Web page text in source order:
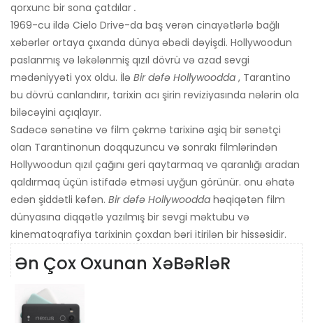
qorxunc bir sona çatdılar .
1969-cu ildə Cielo Drive-da baş verən cinayətlərlə bağlı
xəbərlər ortaya çıxanda dünya əbədi dəyişdi. Hollywoodun
paslanmış və ləkələnmiş qızıl dövrü və azad sevgi
mədəniyyəti yox oldu. İlə Bir dəfə Hollywoodda , Tarantino
bu dövrü canlandırır, tarixin acı şirin reviziyasında nələrin ola
biləcəyini açıqlayır.
Sadəcə sənətinə və film çəkmə tarixinə aşiq bir sənətçi
olan Tarantinonun doqquzuncu və sonrakı filmlərindən
Hollywoodun qızıl çağını geri qaytarmaq və qaranlığı aradan
qaldırmaq üçün istifadə etməsi uyğun görünür. onu əhatə
edən şiddətli kəfən. Bir dəfə Hollywoodda həqiqətən film
dünyasına diqqətlə yazılmış bir sevgi məktubu və
kinematoqrafiya tarixinin çoxdan bəri itirilən bir hissəsidir.
Ən Çox Oxunan XəBəRləR